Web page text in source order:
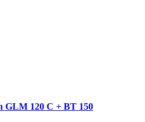
GLM 120 C + BT 150